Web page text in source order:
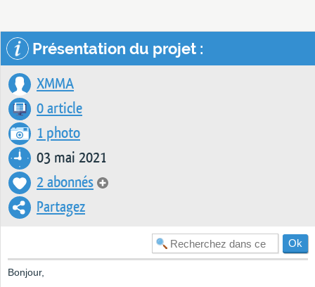
Présentation du projet :
XMMA
0 article
1 photo
03 mai 2021
2 abonnés
Partagez
Bonjour,